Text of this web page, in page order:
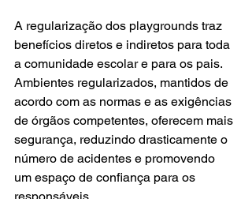
A regularização dos playgrounds traz
benefícios diretos e indiretos para toda
a comunidade escolar e para os pais.
Ambientes regularizados, mantidos de
acordo com as normas e as exigências
de órgãos competentes, oferecem mais
segurança, reduzindo drasticamente o
número de acidentes e promovendo
um espaço de confiança para os